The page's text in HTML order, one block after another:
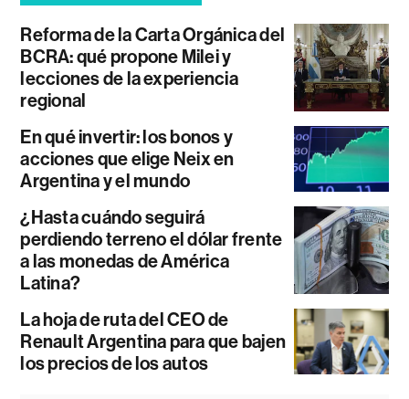
Reforma de la Carta Orgánica del
BCRA: qué propone Milei y
lecciones de la experiencia
regional
En qué invertir: los bonos y
acciones que elige Neix en
Argentina y el mundo
¿Hasta cuándo seguirá
perdiendo terreno el dólar frente
a las monedas de América
Latina?
La hoja de ruta del CEO de
Renault Argentina para que bajen
los precios de los autos